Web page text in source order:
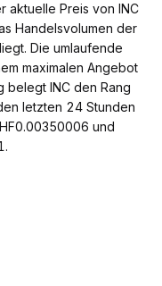
aktuelle Preis von INC
Handelsvolumen der
Die umlaufende
maximalen Angebot
belegt INC den Rang
letzten 24 Stunden
und